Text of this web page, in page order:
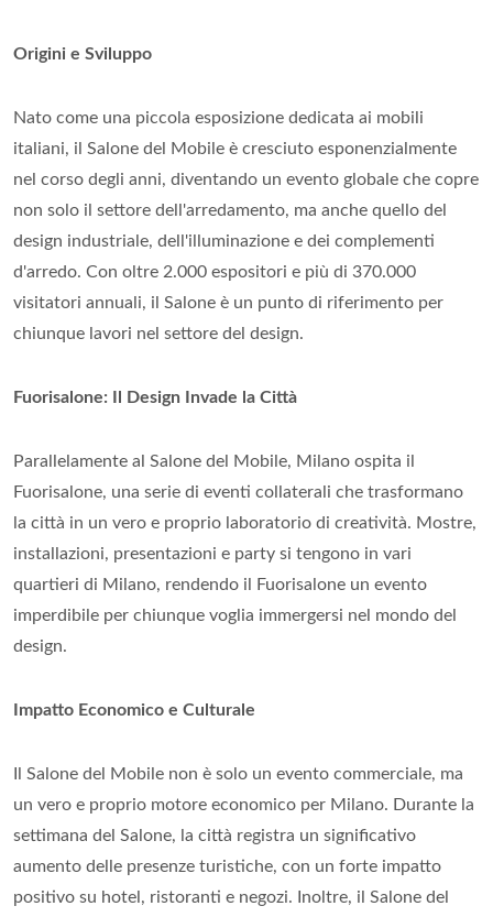
Origini e Sviluppo
Nato come una piccola esposizione dedicata ai mobili
italiani, il Salone del Mobile è cresciuto esponenzialmente
nel corso degli anni, diventando un evento globale che copre
non solo il settore dell'arredamento, ma anche quello del
design industriale, dell'illuminazione e dei complementi
d'arredo. Con oltre 2.000 espositori e più di 370.000
visitatori annuali, il Salone è un punto di riferimento per
chiunque lavori nel settore del design.
Fuorisalone: Il Design Invade la Città
Parallelamente al Salone del Mobile, Milano ospita il
Fuorisalone, una serie di eventi collaterali che trasformano
la città in un vero e proprio laboratorio di creatività. Mostre,
installazioni, presentazioni e party si tengono in vari
quartieri di Milano, rendendo il Fuorisalone un evento
imperdibile per chiunque voglia immergersi nel mondo del
design.
Impatto Economico e Culturale
Il Salone del Mobile non è solo un evento commerciale, ma
un vero e proprio motore economico per Milano. Durante la
settimana del Salone, la città registra un significativo
aumento delle presenze turistiche, con un forte impatto
positivo su hotel, ristoranti e negozi. Inoltre, il Salone del